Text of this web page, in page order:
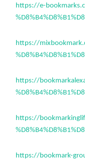
https://e-
https://
https://
https://
https://bookmark-